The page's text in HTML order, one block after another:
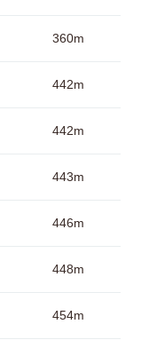
360m
442m
442m
443m
446m
448m
454m